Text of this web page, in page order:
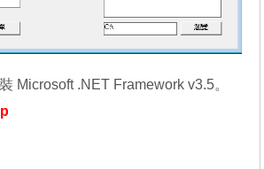
Microsoft .NET Framework v3.5。